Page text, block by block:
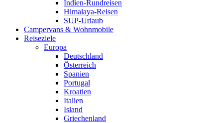
Indien-Rundreisen
Himalaya-Reisen
SUP-Urlaub
Campervans & Wohnmobile
Reiseziele
Europa
Deutschland
Österreich
Spanien
Portugal
Kroatien
Italien
Island
Griechenland